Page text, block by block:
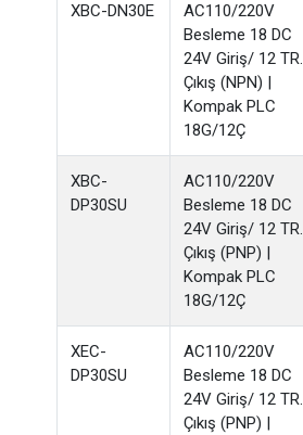
XBC-DN30E
AC110/220V
Besleme 18 DC
24V Giriş/ 12 TR.
Çıkış (NPN) |
Kompak PLC
18G/12Ç
XBC-
DP30SU
AC110/220V
Besleme 18 DC
24V Giriş/ 12 TR.
Çıkış (PNP) |
Kompak PLC
18G/12Ç
XEC-
DP30SU
AC110/220V
Besleme 18 DC
24V Giriş/ 12 TR.
Çıkış (PNP) |